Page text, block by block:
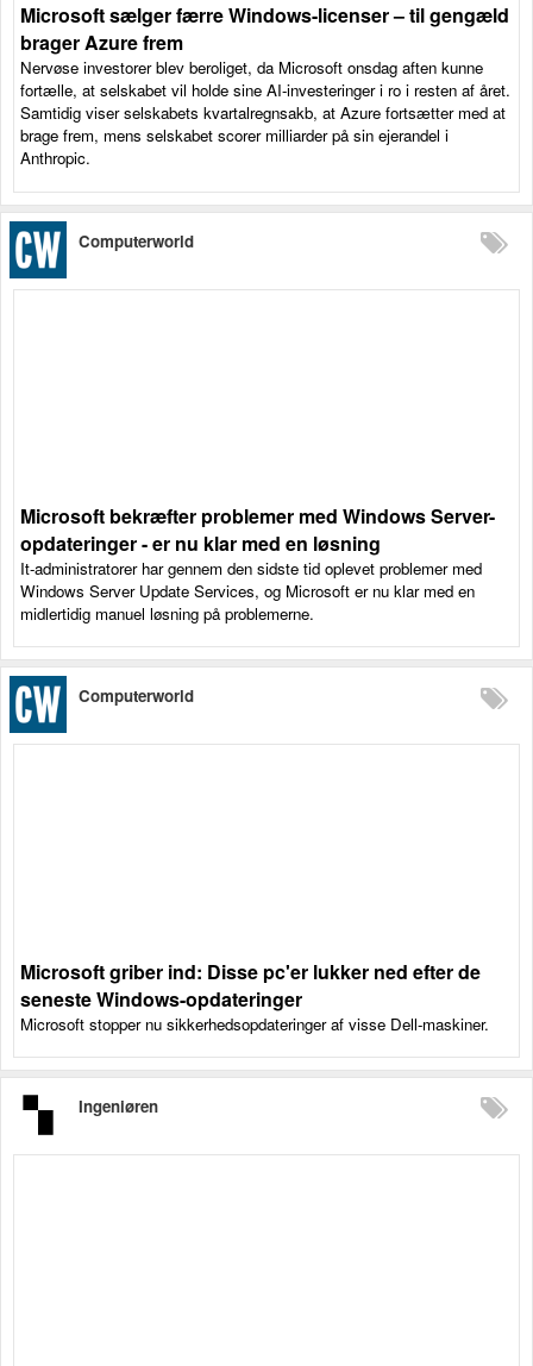
Microsoft sælger færre Windows-licenser – til gengæld
brager Azure frem
Nervøse investorer blev beroliget, da Microsoft onsdag aften kunne
fortælle, at selskabet vil holde sine AI-investeringer i ro i resten af året.
Samtidig viser selskabets kvartalregnsakb, at Azure fortsætter med at
brage frem, mens selskabet scorer milliarder på sin ejerandel i
Anthropic.
Computerworld
Microsoft bekræfter problemer med Windows Server-
opdateringer - er nu klar med en løsning
It-administratorer har gennem den sidste tid oplevet problemer med
Windows Server Update Services, og Microsoft er nu klar med en
midlertidig manuel løsning på problemerne.
Computerworld
Microsoft griber ind: Disse pc'er lukker ned efter de
seneste Windows-opdateringer
Microsoft stopper nu sikkerhedsopdateringer af visse Dell-maskiner.
Ingeniøren